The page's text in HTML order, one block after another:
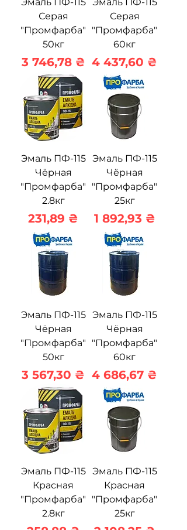
Серая
"Промфарба"
50кг
Цена
3 746,78 ₴
Серая
"Промфарба"
60кг
Цена
4 437,60 ₴
Эмаль ПФ-115
Чёрная
"Промфарба"
2.8кг
Цена
231,89 ₴
Эмаль ПФ-115
Чёрная
"Промфарба"
25кг
Цена
1 892,93 ₴
Эмаль ПФ-115
Чёрная
"Промфарба"
50кг
Цена
3 567,30 ₴
Эмаль ПФ-115
Чёрная
"Промфарба"
60кг
Цена
4 686,67 ₴
Эмаль ПФ-115
Красная
"Промфарба"
2.8кг
Эмаль ПФ-115
Красная
"Промфарба"
25кг